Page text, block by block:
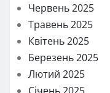
Червень 2025
Травень 2025
Квітень 2025
Березень 2025
Лютий 2025